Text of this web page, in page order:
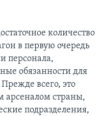
количество
в первую очередь
персонала,
обязанности для
всего, это
страны,
подразделения,